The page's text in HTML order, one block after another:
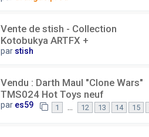
Vente de stish - Collection
Kotobukya ARTFX +
par stish
Vendu : Darth Maul "Clone Wars"
TMS024 Hot Toys neuf
par es59 1 12 13 14 15